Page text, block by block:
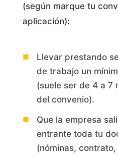
(según marque tu
aplicación):
Llevar prestando
de trabajo un
(suele ser de 4 a 7
del convenio).
Que la empresa
entrante toda tu
(nóminas,